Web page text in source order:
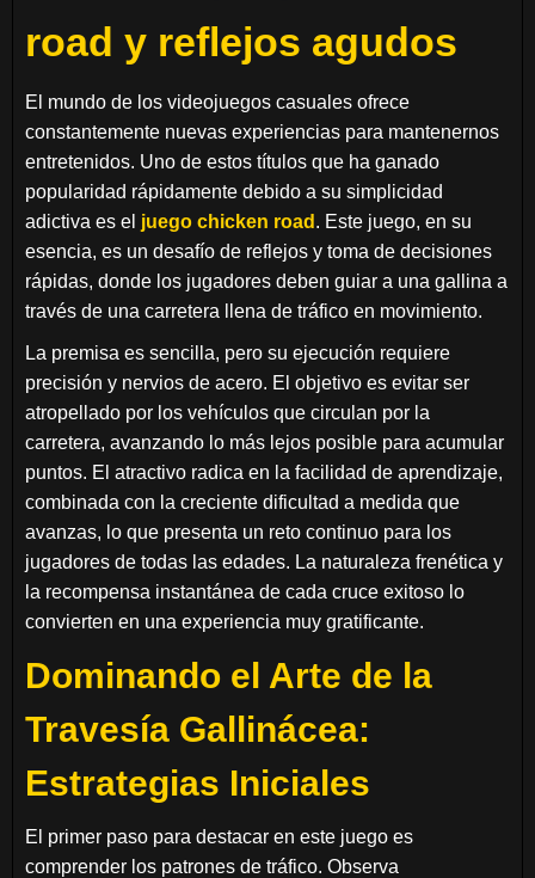
road y reflejos agudos
El mundo de los videojuegos casuales ofrece
constantemente nuevas experiencias para mantenernos
entretenidos. Uno de estos títulos que ha ganado
popularidad rápidamente debido a su simplicidad
adictiva es el juego chicken road . Este juego, en su
esencia, es un desafío de reflejos y toma de decisiones
rápidas, donde los jugadores deben guiar a una gallina a
través de una carretera llena de tráfico en movimiento.
La premisa es sencilla, pero su ejecución requiere
precisión y nervios de acero. El objetivo es evitar ser
atropellado por los vehículos que circulan por la
carretera, avanzando lo más lejos posible para acumular
puntos. El atractivo radica en la facilidad de aprendizaje,
combinada con la creciente dificultad a medida que
avanzas, lo que presenta un reto continuo para los
jugadores de todas las edades. La naturaleza frenética y
la recompensa instantánea de cada cruce exitoso lo
convierten en una experiencia muy gratificante.
Dominando el Arte de la
Travesía Gallinácea:
Estrategias Iniciales
El primer paso para destacar en este juego es
comprender los patrones de tráfico. Observa